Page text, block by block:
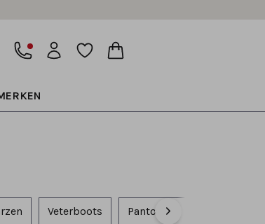
Veterboots Pantoffels